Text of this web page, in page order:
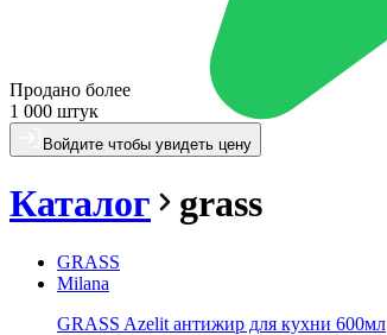
Продано более
1 000 штук
Войдите чтобы увидеть цену
Каталог grass
GRASS
Milana
GRASS Azelit антижир для кухни 600мл